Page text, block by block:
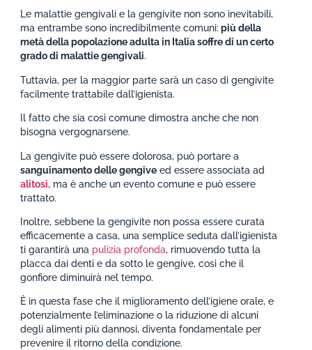
Le malattie gengivali e la gengivite non sono inevitabili,
ma entrambe sono incredibilmente comuni: più della
metà della popolazione adulta in Italia soffre di un certo
grado di malattie gengivali.
Tuttavia, per la maggior parte sarà un caso di gengivite
facilmente trattabile dall’igienista.
Il fatto che sia così comune dimostra anche che non
bisogna vergognarsene.
La gengivite può essere dolorosa, può portare a
sanguinamento delle gengive ed essere associata ad
alitosi, ma è anche un evento comune e può essere
trattato.
Inoltre, sebbene la gengivite non possa essere curata
efficacemente a casa, una semplice seduta dall’igienista
ti garantirà una pulizia profonda, rimuovendo tutta la
placca dai denti e da sotto le gengive, così che il
gonfiore diminuirà nel tempo.
È in questa fase che il miglioramento dell’igiene orale, e
potenzialmente l’eliminazione o la riduzione di alcuni
degli alimenti più dannosi, diventa fondamentale per
prevenire il ritorno della condizione.